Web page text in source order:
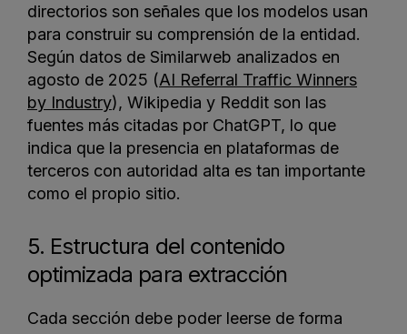
directorios son señales que los modelos usan
para construir su comprensión de la entidad.
Según datos de Similarweb analizados en
agosto de 2025 (AI Referral Traffic Winners
by Industry), Wikipedia y Reddit son las
fuentes más citadas por ChatGPT, lo que
indica que la presencia en plataformas de
terceros con autoridad alta es tan importante
como el propio sitio.
5. Estructura del contenido
optimizada para extracción
Cada sección debe poder leerse de forma